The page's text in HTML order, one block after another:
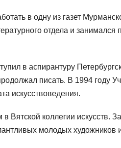
в одну из газет
отдела и занимался
в аспирантуру
писать. В 1994 году
искусствоведения.
Вятской коллегии искусств.
молодых художников